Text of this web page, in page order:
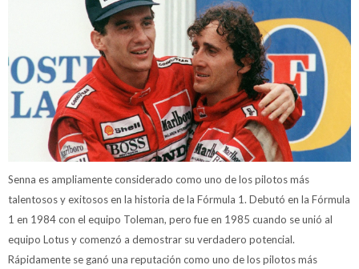
Senna es ampliamente considerado como uno de los pilotos más
talentosos y exitosos en la historia de la Fórmula 1. Debutó en la Fórmula
1 en 1984 con el equipo Toleman, pero fue en 1985 cuando se unió al
equipo Lotus y comenzó a demostrar su verdadero potencial.
Rápidamente se ganó una reputación como uno de los pilotos más